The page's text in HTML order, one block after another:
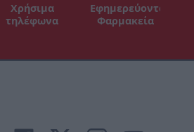
Χρήσιμα
τηλέφωνα
Εφημερεύοντα
Φαρμακεία